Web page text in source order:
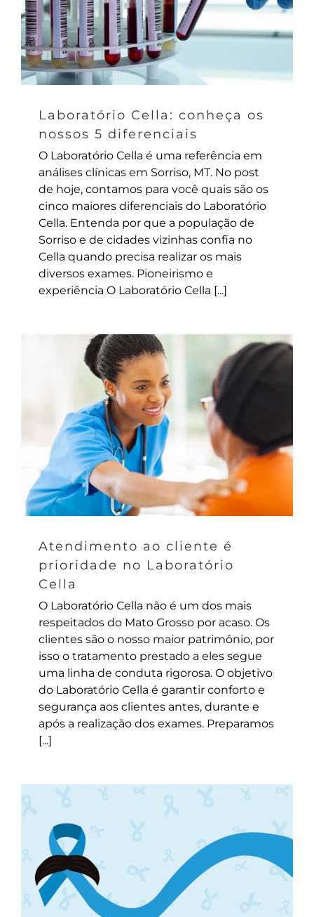
Laboratório Cella: conheça os
nossos 5 diferenciais
O Laboratório Cella é uma referência em
análises clínicas em Sorriso, MT. No post
de hoje, contamos para você quais são os
cinco maiores diferenciais do Laboratório
Cella. Entenda por que a população de
Sorriso e de cidades vizinhas confia no
Cella quando precisa realizar os mais
diversos exames. Pioneirismo e
experiência O Laboratório Cella [...]
Atendimento ao cliente é
prioridade no Laboratório
Cella
O Laboratório Cella não é um dos mais
respeitados do Mato Grosso por acaso. Os
clientes são o nosso maior patrimônio, por
isso o tratamento prestado a eles segue
uma linha de conduta rigorosa. O objetivo
do Laboratório Cella é garantir conforto e
segurança aos clientes antes, durante e
após a realização dos exames. Preparamos
[...]